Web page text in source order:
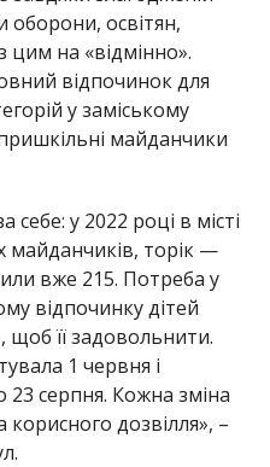
оборони, освітян,
цим на «відмінно».
відпочинок для
у заміському
майданчики
а себе: у 2022 році в місті
майданчиків, торік —
вже 215. Потреба у
відпочинку дітей
щоб її задовольнити.
1 червня і
23 серпня. Кожна зміна
дозвілля», –